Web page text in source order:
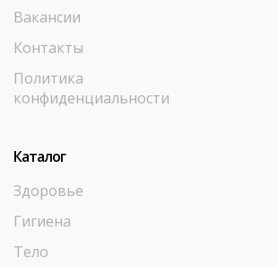
Вакансии
Контакты
Политика
конфиденциальности
Каталог
Здоровье
Гигиена
Тело